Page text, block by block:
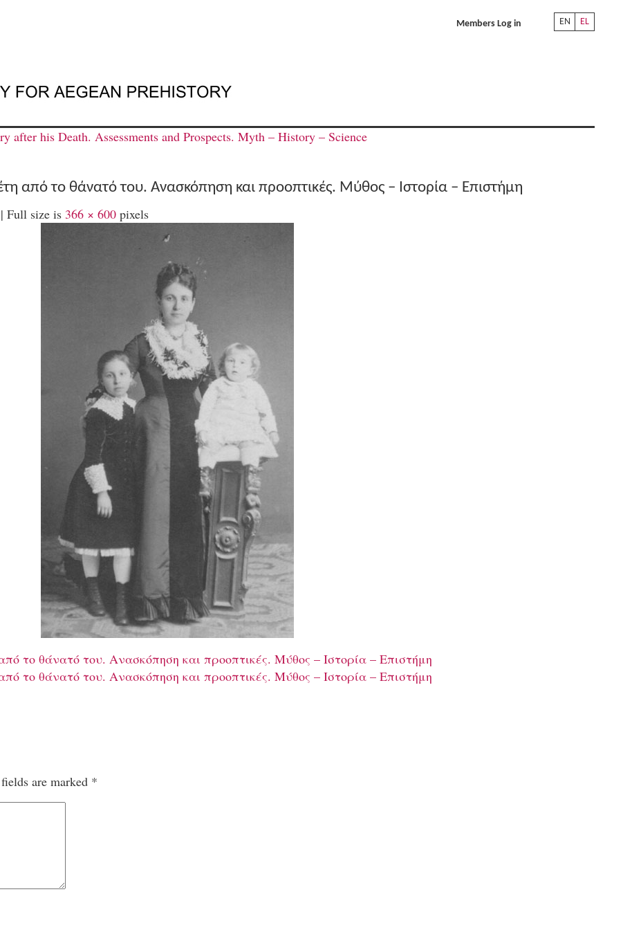
EN EL
Members Log in
after his Death. Αssessments and Prospects. Myth – History – Science
από το θάνατό του. Aνασκόπηση και προοπτικές. Μύθος – Ιστορία – Επιστήμη
| Full size is 366 × 600pixels
το θάνατό του. Aνασκόπηση και προοπτικές. Μύθος – Ιστορία – Επιστήμη
το θάνατό του. Aνασκόπηση και προοπτικές. Μύθος – Ιστορία – Επιστήμη
are marked *